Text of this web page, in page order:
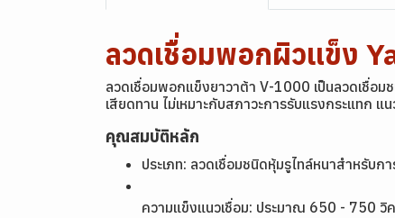
ลวดเชื่อมพอกผิวแข็ง
ลวดเชื่อมพอกแข็งยาวาต้า V-1000 เป็นลวดเชื่อ
เสียดทาน ไม่เหมาะกับสภาวะการรับแรงกระแทก
คุณสมบัติหลัก
ประเภท: ลวดเชื่อมชนิดหุ้มรูไทล์หนาสำหรับก
ความแข็งแนวเชื่อม: ประมาณ 650 - 750 วิ